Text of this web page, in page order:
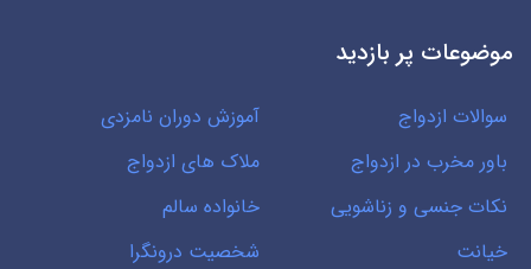
موضوعات پر بازدید
سوالات ازدواج
آموزش دوران نامزدی
باور مخرب در ازدواج
ملاک های ازدواج
نکات جنسی و زناشویی
خانواده سالم
خیانت
شخصیت درونگرا